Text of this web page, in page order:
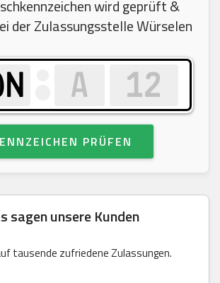
wird geprüft &
der Zulassungsstelle Würselen
PRÜFEN
sagen unsere Kunden
tausende zufriedene Zulassungen.